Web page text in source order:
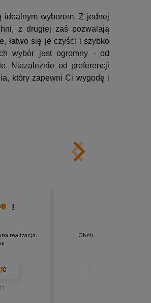
wyborem. Z jednej
z drugiej zaś pozwalają
łatwo się je czyści i szybko
wybór jest ogromny - od
Niezależnie od preferencji
który zapewni Ci wygodę i
realizacja
0
Obsługa fantastyczna,